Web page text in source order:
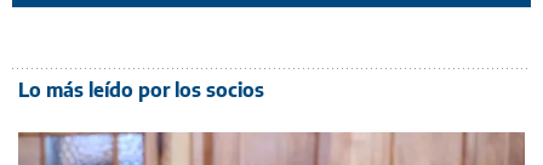
Lo más leído por los socios